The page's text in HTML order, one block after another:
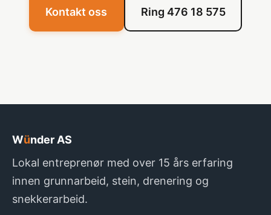
Kontakt oss Ring 476 18 575
Wünder AS
Lokal entreprenør med over 15 års erfaring
innen grunnarbeid, stein, drenering og
snekkerarbeid.